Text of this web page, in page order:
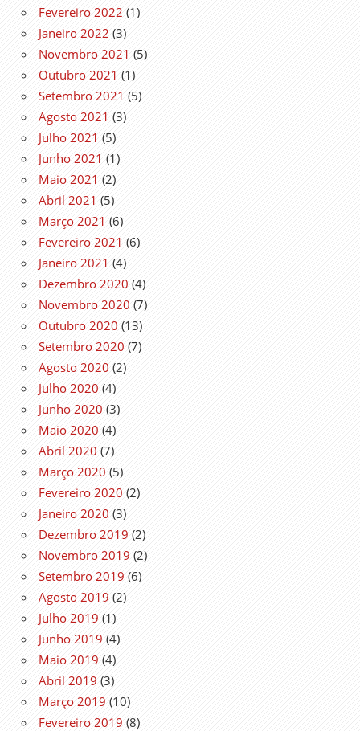
Fevereiro 2022 (1)
Janeiro 2022 (3)
Novembro 2021 (5)
Outubro 2021 (1)
Setembro 2021 (5)
Agosto 2021 (3)
Julho 2021 (5)
Junho 2021 (1)
Maio 2021 (2)
Abril 2021 (5)
Março 2021 (6)
Fevereiro 2021 (6)
Janeiro 2021 (4)
Dezembro 2020 (4)
Novembro 2020 (7)
Outubro 2020 (13)
Setembro 2020 (7)
Agosto 2020 (2)
Julho 2020 (4)
Junho 2020 (3)
Maio 2020 (4)
Abril 2020 (7)
Março 2020 (5)
Fevereiro 2020 (2)
Janeiro 2020 (3)
Dezembro 2019 (2)
Novembro 2019 (2)
Setembro 2019 (6)
Agosto 2019 (2)
Julho 2019 (1)
Junho 2019 (4)
Maio 2019 (4)
Abril 2019 (3)
Março 2019 (10)
Fevereiro 2019 (8)